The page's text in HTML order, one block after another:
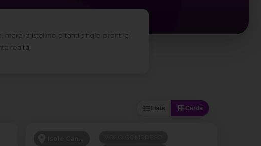
mare cristallino e tanti single pronti a
realtà!
Lista Cards
Isole Canarie